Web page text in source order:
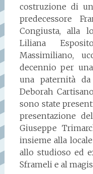
costruzione di
predecessore
Congiusta, alla
Liliana
Massimiliano,
decennio per
una paternità
Deborah
sono state
presentazione
Giuseppe
insieme alla
allo studioso ed
Sframeli e al